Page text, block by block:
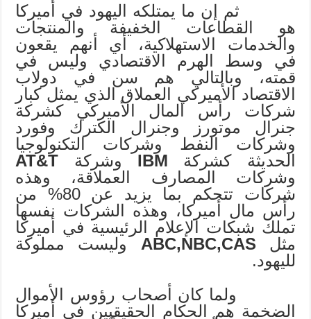
ثم إن ما يمتلكه اليهود في أميركا
هو القطاعات الخفيفة والمنتجات
والخدمات الاستهلاكية، أي أنهم يقعون
في وسط الهرم الاقتصادي وليس في
قمته، وبالتالي هم سن في دولاب
الاقتصاد الأميركي العملاق الذي يمثل كبار
شركات رأس المال الأميركي كشركة
جنرال موتورز وجنرال الكترك وفورد
وشركات النفط وشركات التكنولوجيا
الحديثة كشركة IBM وشركة AT&T
وشركات المصارف العملاقة، وهذه
شركات تتحكم بما يزيد عن 80% من
رأس مال أميركا، وهذه الشركات نفسها
تملك شبكات الإعلام الرئيسية في أميركا
مثل ABC,NBC,CAS وليست مملوكة
لليهود.
ولما كان أصحاب رؤوس الأموال
الضخمة هم الحكام الحقيقيين في أميركا